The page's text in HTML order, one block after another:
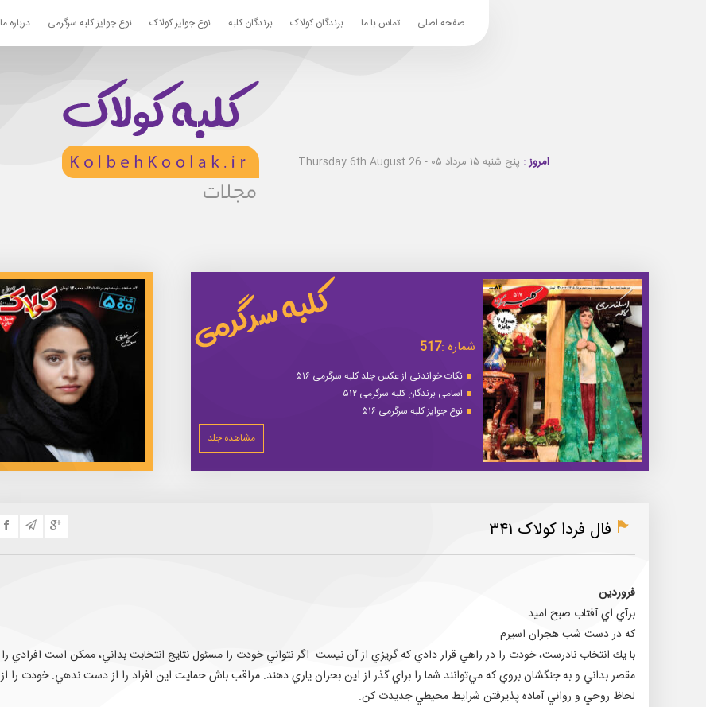
صفحه اصلی تماس با ما برندگان کولاک برندگان کلبه نوع جوایز کولاک نوع جوایز کلبه سرگرمی درباره ما
امروز : پنج شنبه ۱۵ مرداد ۰۵ - Thursday 6th August 26
شماره :517
نکات خواندنی از عکس جلد کلبه سرگرمی ۵۱۶
اسامی برندگان کلبه سرگرمی ۵۱۲
نوع جوایز کلبه سرگرمی ۵۱۶
مشاهده جلد
فال فردا کولاک ۳۴۱
فروردين
برآي ‌اي آفتاب صبح اميد
كه در دست شب هجران اسيرم
با يك انتخاب نا‌درست، خودت را در راهي قرار دادي كه گريزي از آن نيست. اگر نتواني خودت را مسئول نتايج انتخابت بداني، ممكن است افرادي را
مقصر بداني و به جنگشان بروي كه مي‌توانند شما را براي گذر از اين بحران ياري دهند. مراقب باش حمايت اين افراد را از دست ندهي. خودت را از
لحاظ روحي و رواني آماده پذيرفتن شرايط محيطي جديدت كن.